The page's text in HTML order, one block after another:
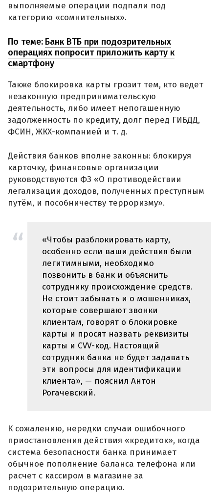
выполняемые операции подпали под
категорию «сомнительных».
По теме: Банк ВТБ при подозрительных
операциях попросит приложить карту к
смартфону
Также блокировка карты грозит тем, кто ведет
незаконную предпринимательскую
деятельность, либо имеет непогашенную
задолженность по кредиту, долг перед ГИБДД,
ФСИН, ЖКХ-компанией и т. д.
Действия банков вполне законны: блокируя
карточку, финансовые организации
руководствуются ФЗ «О противодействии
легализации доходов, полученных преступным
путём, и пособничеству терроризму».
«Чтобы разблокировать карту,
особенно если ваши действия были
легитимными, необходимо
позвонить в банк и объяснить
сотруднику происхождение средств.
Не стоит забывать и о мошенниках,
которые совершают звонки
клиентам, говорят о блокировке
карты и просят назвать реквизиты
карты и CVV-код. Настоящий
сотрудник банка не будет задавать
эти вопросы для идентификации
клиента», — пояснил Антон
Рогачевский.
К сожалению, нередки случаи ошибочного
приостановления действия «кредиток», когда
система безопасности банка принимает
обычное пополнение баланса телефона или
расчет с кассиром в магазине за
подозрительную операцию.